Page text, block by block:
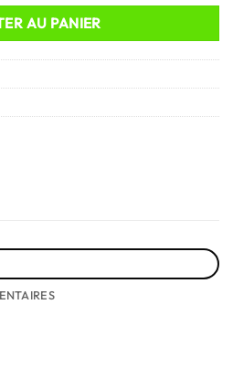
AU PANIER